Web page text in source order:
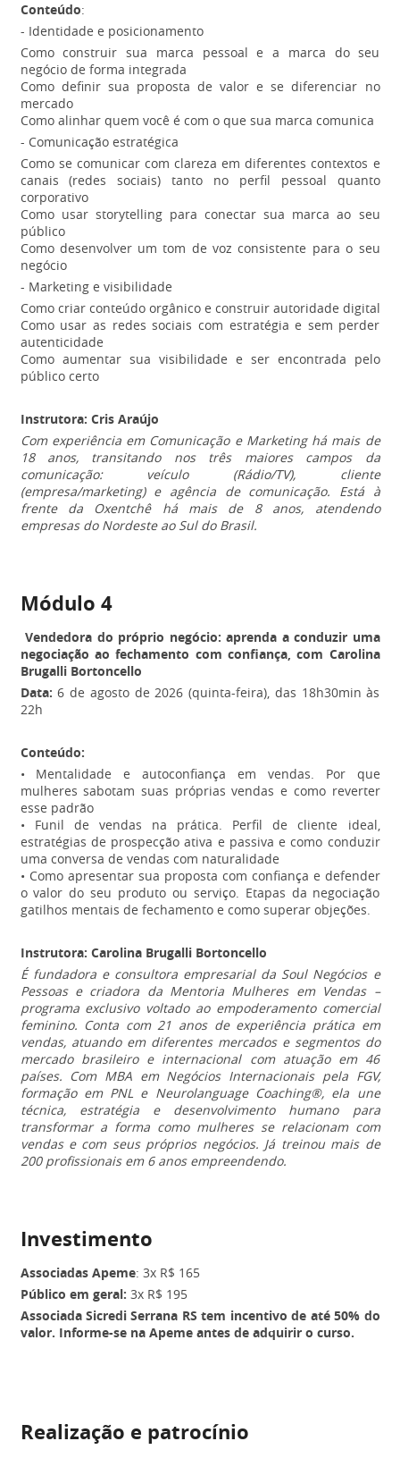
Conteúdo:
- Identidade e posicionamento
Como construir sua marca pessoal e a marca do seu
negócio de forma integrada
Como definir sua proposta de valor e se diferenciar no
mercado
Como alinhar quem você é com o que sua marca comunica
- Comunicação estratégica
Como se comunicar com clareza em diferentes contextos e
canais (redes sociais) tanto no perfil pessoal quanto
corporativo
Como usar storytelling para conectar sua marca ao seu
público
Como desenvolver um tom de voz consistente para o seu
negócio
- Marketing e visibilidade
Como criar conteúdo orgânico e construir autoridade digital
Como usar as redes sociais com estratégia e sem perder
autenticidade
Como aumentar sua visibilidade e ser encontrada pelo
público certo
Instrutora: Cris Araújo
Com experiência em Comunicação e Marketing há mais de
18 anos, transitando nos três maiores campos da
comunicação: veículo (Rádio/TV), cliente
(empresa/marketing) e agência de comunicação. Está à
frente da Oxentchê há mais de 8 anos, atendendo
empresas do Nordeste ao Sul do Brasil.
Módulo 4
Vendedora do próprio negócio: aprenda a conduzir uma
negociação ao fechamento com confiança, com Carolina
Brugalli Bortoncello
Data: 6 de agosto de 2026 (quinta-feira), das 18h30min às
22h
Conteúdo:
• Mentalidade e autoconfiança em vendas. Por que
mulheres sabotam suas próprias vendas e como reverter
esse padrão
• Funil de vendas na prática. Perfil de cliente ideal,
estratégias de prospecção ativa e passiva e como conduzir
uma conversa de vendas com naturalidade
• Como apresentar sua proposta com confiança e defender
o valor do seu produto ou serviço. Etapas da negociação
gatilhos mentais de fechamento e como superar objeções.
Instrutora: Carolina Brugalli Bortoncello
É fundadora e consultora empresarial da Soul Negócios e
Pessoas e criadora da Mentoria Mulheres em Vendas –
programa exclusivo voltado ao empoderamento comercial
feminino. Conta com 21 anos de experiência prática em
vendas, atuando em diferentes mercados e segmentos do
mercado brasileiro e internacional com atuação em 46
países. Com MBA em Negócios Internacionais pela FGV,
formação em PNL e Neurolanguage Coaching®, ela une
técnica, estratégia e desenvolvimento humano para
transformar a forma como mulheres se relacionam com
vendas e com seus próprios negócios. Já treinou mais de
200 profissionais em 6 anos empreendendo.
Investimento
Associadas Apeme: 3x R$ 165
Público em geral: 3x R$ 195
Associada Sicredi Serrana RS tem incentivo de até 50% do
valor. Informe-se na Apeme antes de adquirir o curso.
Realização e patrocínio